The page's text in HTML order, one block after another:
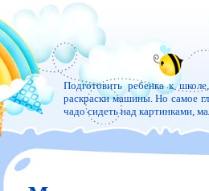
Подготовить ребенка к
раскраски машины. Но самое
чадо сидеть над картинками,